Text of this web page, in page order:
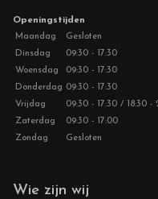
Openingstijden
Maandag
Gesloten
Dinsdag
09:30 - 17:30
Woensdag
09:30 - 17:30
Donderdag 09:30 - 17:30
Vrijdag
09:30 - 17:30 / 18:30 -
Zaterdag
09:30 - 17:00
Zondag
Gesloten
Wie zijn wij